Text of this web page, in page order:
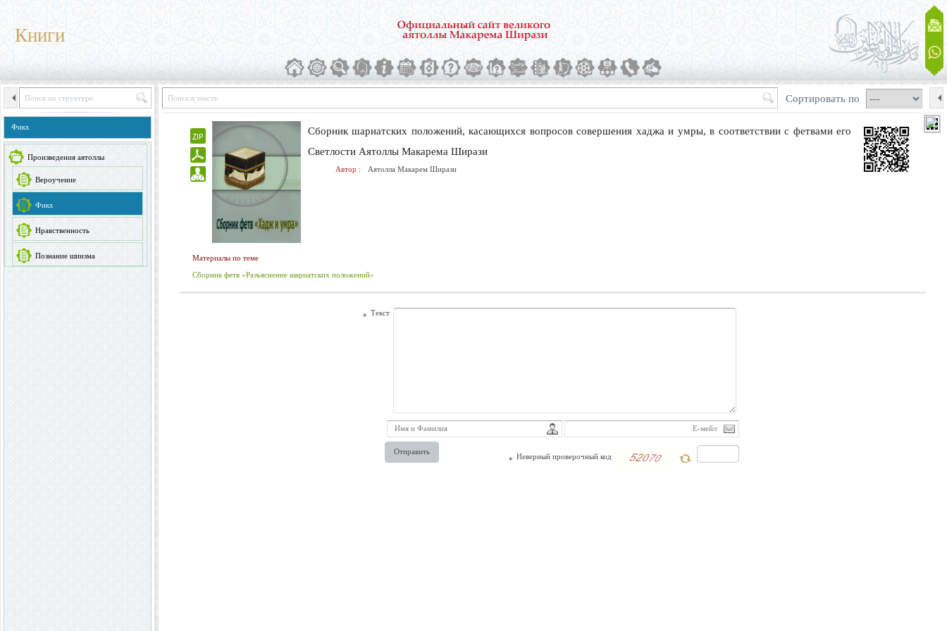
Книги
Фикх
Произведения аятоллы
Вероучение
Фикх
Нравственность
Познание шиизма
Сортировать по
Сборник шариатских положений, касающихся вопросов совершения хаджа и умры, в соответствии с фетвами его
Светлости Аятоллы Макарема Ширази
Автор : Аятолла Макарем Ширази
Материалы по теме
Сборник фетв «Разъяснение шариатских положений»
* Текст
Отправить
* Неверный проверочный код